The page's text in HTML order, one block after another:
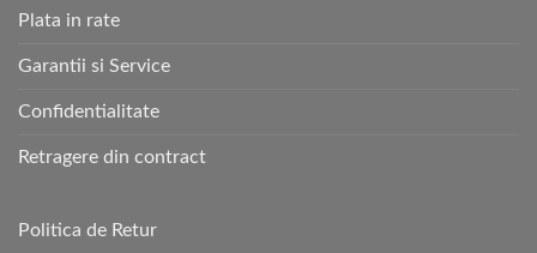
Plata in rate
Garantii si Service
Confidentialitate
Retragere din contract
Politica de Retur